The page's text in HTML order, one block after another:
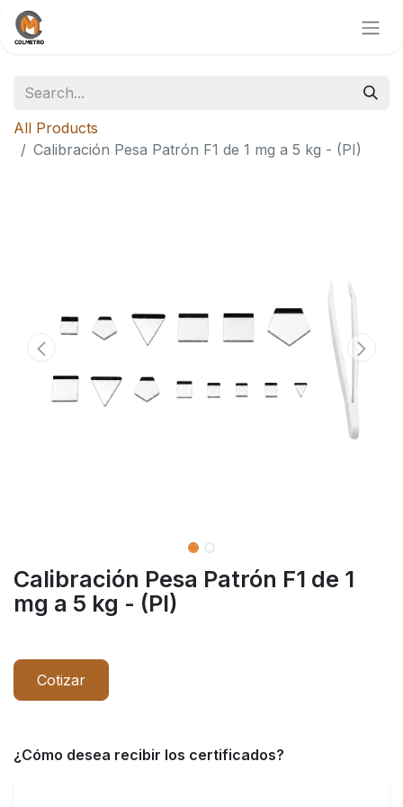
All Products
Calibración Pesa Patrón F1 de 1 mg a 5 kg - (PI)
Calibración Pesa Patrón F1 de 1
mg a 5 kg - (PI)
Cotizar
¿Cómo desea recibir los certificados?